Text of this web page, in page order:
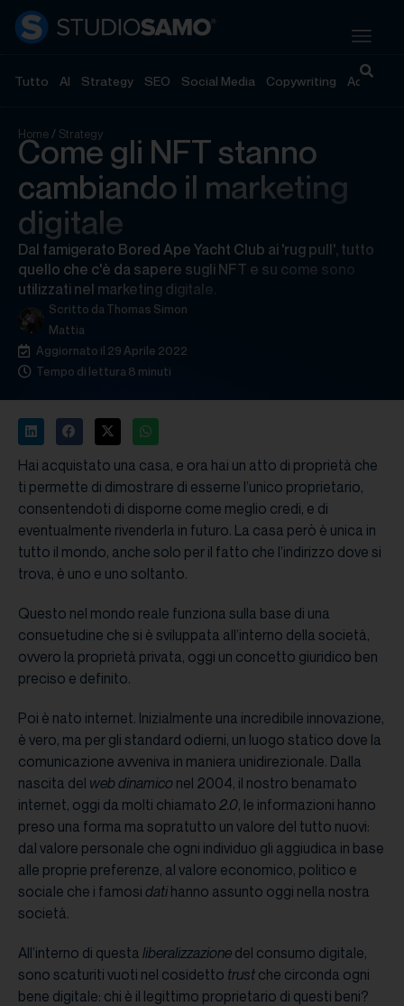
Tutto AI Strategy SEO Social Media Copywriting
Home/ Strategy
Come gli NFT stanno
cambiando il marketing
digitale
Dal famigerato Bored Ape Yacht Club ai 'rug pull', tutto
quello che c'è da sapere sugli NFT e su come sono
utilizzati nel marketing digitale.
Scritto daThomas Simon
Mattia
Aggiornato il 29 Aprile 2022
Tempo di lettura 8 minuti
Hai acquistato una casa, e ora hai un atto di proprietà che
ti permette di dimostrare di esserne l’unico proprietario,
consentendoti di disporne come meglio credi, e di
eventualmente rivenderla in futuro. La casa però è unica in
tutto il mondo, anche solo per il fatto che l’indirizzo dove si
trova, è uno e uno soltanto.
Questo nel mondo reale funziona sulla base di una
consuetudine che si è sviluppata all’interno della società,
ovvero la proprietà privata, oggi un concetto giuridico ben
preciso e definito.
Poi è nato internet. Inizialmente una incredibile innovazione,
è vero, ma per gli standard odierni, un luogo statico dove la
comunicazione avveniva in maniera unidirezionale. Dalla
nascita del web dinamico nel 2004, il nostro benamato
internet, oggi da molti chiamato 2.0, le informazioni hanno
preso una forma ma sopratutto un valore del tutto nuovi:
dal valore personale che ogni individuo gli aggiudica in base
alle proprie preferenze, al valore economico, politico e
sociale che i famosi datihanno assunto oggi nella nostra
società.
All’interno di questa liberalizzazione del consumo digitale,
sono scaturiti vuoti nel cosidetto trust che circonda ogni
bene digitale: chi è il legittimo proprietario di questi beni?